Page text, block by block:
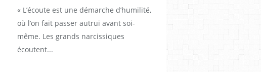
« L’écoute est une démarche d’humilité,
où l’on fait passer autrui avant soi-
même. Les grands narcissiques
écoutent...